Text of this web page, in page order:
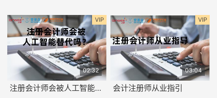
VIP
02:32
注册会计师会被人工智能替代吗？
VIP
03:04
会计注册师从业指引